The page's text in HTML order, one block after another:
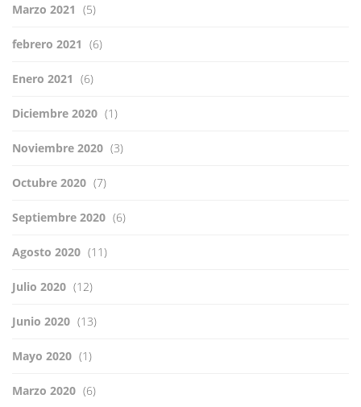
Marzo 2021 (5)
febrero 2021 (6)
Enero 2021 (6)
Diciembre 2020 (1)
Noviembre 2020 (3)
Octubre 2020 (7)
Septiembre 2020 (6)
Agosto 2020 (11)
Julio 2020 (12)
Junio 2020 (13)
Mayo 2020 (1)
Marzo 2020 (6)